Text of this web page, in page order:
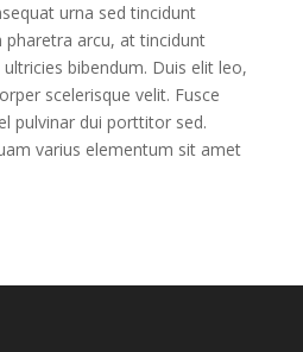
urna sed tincidunt
pharetra arcu, at tincidunt
bibendum. Duis elit leo,
scelerisque velit. Fusce
pulvinar dui porttitor sed.
varius elementum sit amet